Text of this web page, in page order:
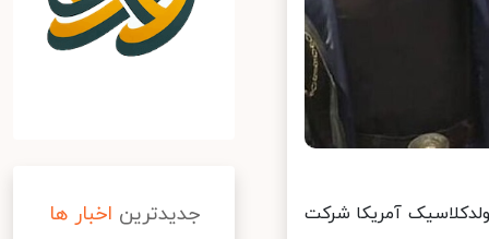
ندارد در آرنولدکلاسیک آمریکا شرکت جدیدترین اخبار ها